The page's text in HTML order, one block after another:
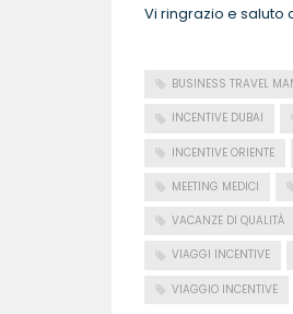
Vi ringrazio e saluto
BUSINESS TRAVEL
INCENTIVE DUBAI
INCENTIVE ORIENTE
MEETING MEDICI
VACANZE DI QUALITÀ
VIAGGI INCENTIVE
VIAGGIO INCENTIVE